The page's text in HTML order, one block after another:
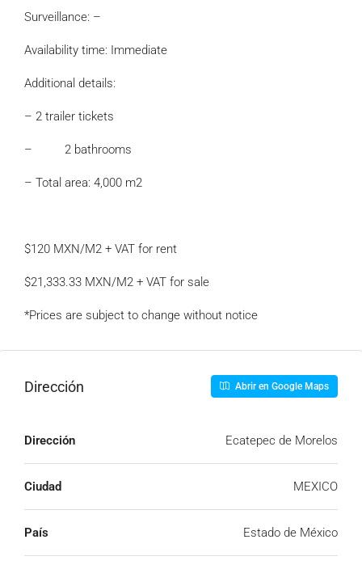
Surveillance: –
Availability time: Immediate
Additional details:
– 2 trailer tickets
– 2 bathrooms
– Total area: 4,000 m2
$120 MXN/M2 + VAT for rent
$21,333.33 MXN/M2 + VAT for sale
*Prices are subject to change without notice
Dirección Abrir en Google Maps
Dirección Ecatepec de Morelos
Ciudad MEXICO
País Estado de México